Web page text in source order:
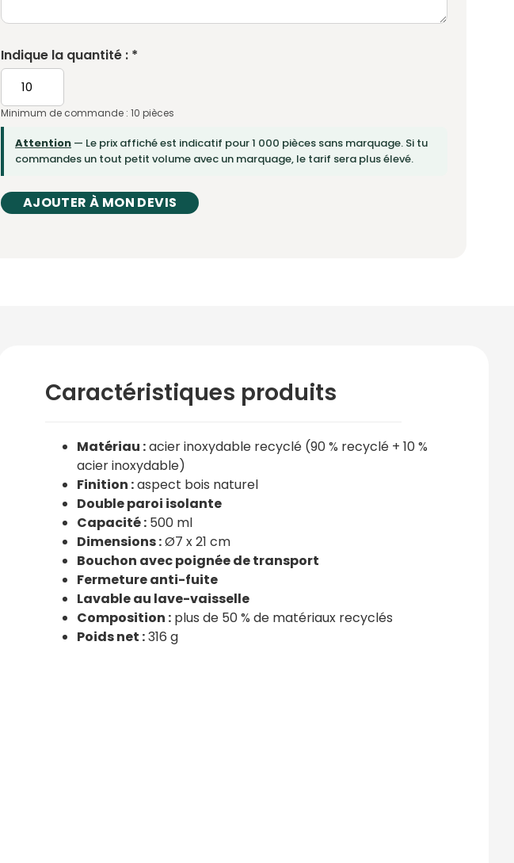
Indique la quantité : *
Minimum de commande : 10 pièces
Attention — Le prix affiché est indicatif pour 1 000 pièces sans marquage. Si tu
commandes un tout petit volume avec un marquage, le tarif sera plus élevé.
AJOUTER À MON DEVIS
Caractéristiques produits
Matériau :acier inoxydable recyclé (90 % recyclé + 10 %
acier inoxydable)
Finition :aspect bois naturel
Double paroi isolante
Capacité : 500 ml
Dimensions :Ø7 x 21 cm
Bouchon avec poignée de transport
Fermeture anti-fuite
Lavable au lave-vaisselle
Composition : plus de 50 % de matériaux recyclés
Poids net :316 g